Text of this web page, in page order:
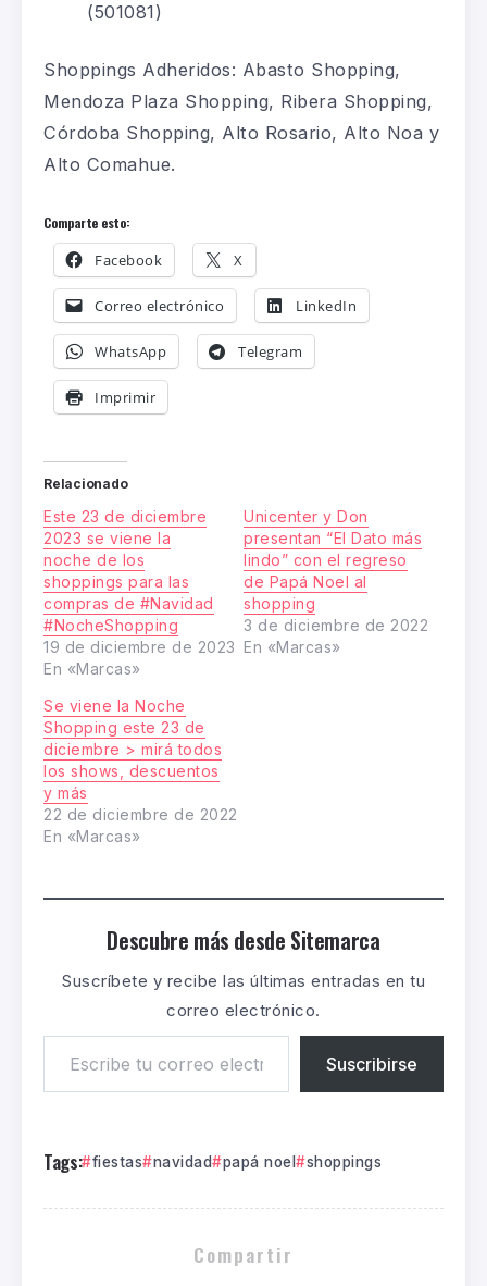
(501081)
Shoppings Adheridos: Abasto Shopping,
Mendoza Plaza Shopping, Ribera Shopping,
Córdoba Shopping, Alto Rosario, Alto Noa y
Alto Comahue.
Comparte esto:
Facebook X
Correo electrónico LinkedIn
WhatsApp Telegram
Imprimir
Relacionado
Este 23 de diciembre
2023 se viene la
noche de los
shoppings para las
compras de #Navidad
#NocheShopping
19 de diciembre de 2023
En «Marcas»
Unicenter y Don
presentan “El Dato más
lindo” con el regreso
de Papá Noel al
shopping
3 de diciembre de 2022
En «Marcas»
Se viene la Noche
Shopping este 23 de
diciembre > mirá todos
los shows, descuentos
y más
22 de diciembre de 2022
En «Marcas»
Descubre más desde Sitemarca
Suscríbete y recibe las últimas entradas en tu
correo electrónico.
Suscribirse
Tags: fiestas navidad papá noel shoppings
Compartir